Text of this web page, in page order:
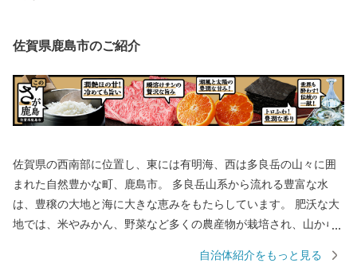
佐賀県鹿島市のご紹介
佐賀県の西南部に位置し、東には有明海、西は多良岳の山々に囲
まれた自然豊かな町、鹿島市。 多良岳山系から流れる豊富な水
は、豊穣の大地と海に大きな恵みをもたらしています。 肥沃な大
地では、米やみかん、野菜など多くの農産物が栽培され、山から
ウなどの希少な生物や日本一の海苔を育んでいます。 年間300万
自治体紹介をもっと見る